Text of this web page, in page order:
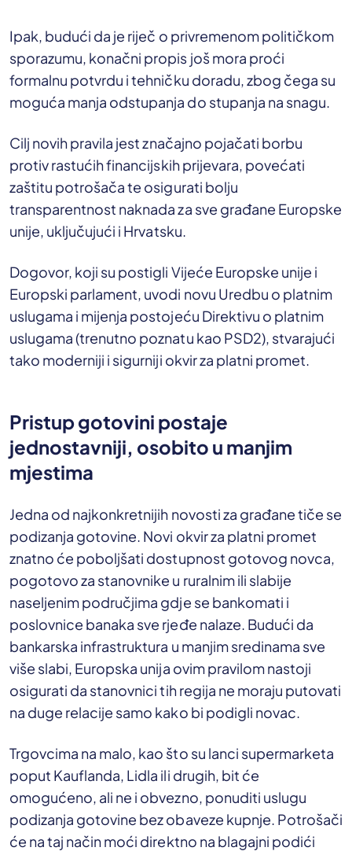
Ipak, budući da je riječ o privremenom političkom
sporazumu, konačni propis još mora proći
formalnu potvrdu i tehničku doradu, zbog čega su
moguća manja odstupanja do stupanja na snagu.
Cilj novih pravila jest značajno pojačati borbu
protiv rastućih financijskih prijevara, povećati
zaštitu potrošača te osigurati bolju
transparentnost naknada za sve građane Europske
unije, uključujući i Hrvatsku.
Dogovor, koji su postigli Vijeće Europske unije i
Europski parlament, uvodi novu Uredbu o platnim
uslugama i mijenja postojeću Direktivu o platnim
uslugama (trenutno poznatu kao PSD2), stvarajući
tako moderniji i sigurniji okvir za platni promet.
Pristup gotovini postaje
jednostavniji, osobito u manjim
mjestima
Jedna od najkonkretnijih novosti za građane tiče se
podizanja gotovine. Novi okvir za platni promet
znatno će poboljšati dostupnost gotovog novca,
pogotovo za stanovnike u ruralnim ili slabije
naseljenim područjima gdje se bankomati i
poslovnice banaka sve rjeđe nalaze. Budući da
bankarska infrastruktura u manjim sredinama sve
više slabi, Europska unija ovim pravilom nastoji
osigurati da stanovnici tih regija ne moraju putovati
na duge relacije samo kako bi podigli novac.
Trgovcima na malo, kao što su lanci supermarketa
poput Kauflanda, Lidla ili drugih, bit će
omogućeno, ali ne i obvezno, ponuditi uslugu
podizanja gotovine bez obaveze kupnje. Potrošači
će na taj način moći direktno na blagajni podići